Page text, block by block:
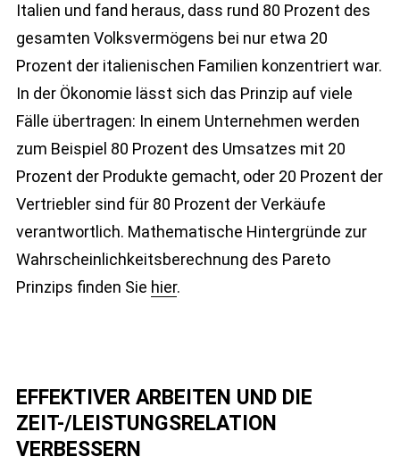
Italien und fand heraus, dass rund 80 Prozent des
gesamten Volksvermögens bei nur etwa 20
Prozent der italienischen Familien konzentriert war.
In der Ökonomie lässt sich das Prinzip auf viele
Fälle übertragen: In einem Unternehmen werden
zum Beispiel 80 Prozent des Umsatzes mit 20
Prozent der Produkte gemacht, oder 20 Prozent der
Vertriebler sind für 80 Prozent der Verkäufe
verantwortlich. Mathematische Hintergründe zur
Wahrscheinlichkeitsberechnung des Pareto
Prinzips finden Sie hier.
EFFEKTIVER ARBEITEN UND DIE
ZEIT-/LEISTUNGSRELATION
VERBESSERN